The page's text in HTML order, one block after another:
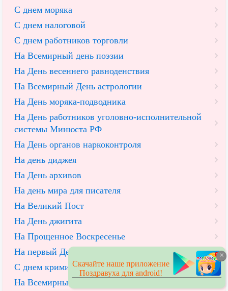
С днем моряка
С днем налоговой
С днем работников торговли
На Всемирный день поэзии
На День весеннего равноденствия
На Всемирный День астрологии
На День моряка-подводника
На День работников уголовно-исполнительной
системы Минюста РФ
На День органов наркоконтроля
На день диджея
На День архивов
На день мира для писателя
На Великий Пост
На День джигита
На Прощенное Воскресенье
На первый День весны
С днем криминалистики
На Всемирный день гражданской обороны
×
Скачайте наше приложение
Поздравуха для android!